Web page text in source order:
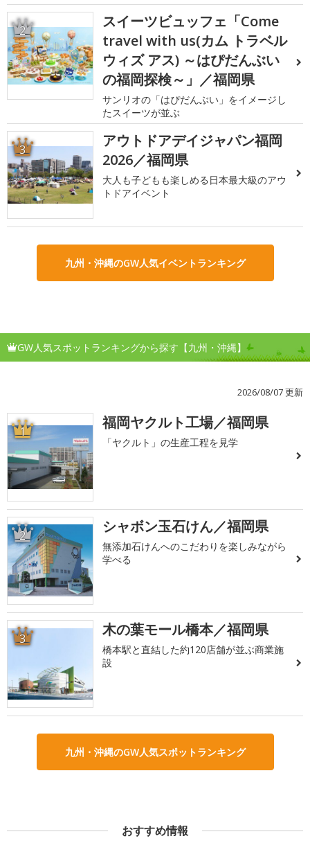
2
スイーツビュッフェ「Come
travel with us(カム トラベル
ウィズ アス) ～はぴだんぶい
の福岡探検～」／福岡県
サンリオの「はぴだんぶい」をイメージし
たスイーツが並ぶ
3
アウトドアデイジャパン福岡
2026／福岡県
大人も子どもも楽しめる日本最大級のアウ
トドアイベント
九州・沖縄のGW人気イベントランキング
GW人気スポットランキングから探す【九州・沖縄】
2026/08/07 更新
1 福岡ヤクルト工場／福岡県
「ヤクルト」の生産工程を見学
2 シャボン玉石けん／福岡県
無添加石けんへのこだわりを楽しみながら
学べる
3 木の葉モール橋本／福岡県
橋本駅と直結した約120店舗が並ぶ商業施
設
九州・沖縄のGW人気スポットランキング
おすすめ情報